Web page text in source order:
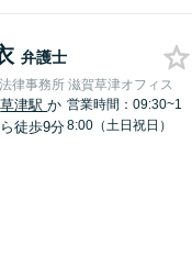
弁護士
律事務所 滋賀草津オフィス
草津駅か
ら徒歩9分
営業時間：09:30~1
8:00（土日祝日）